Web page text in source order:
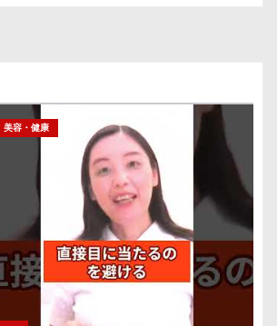
美容・健康